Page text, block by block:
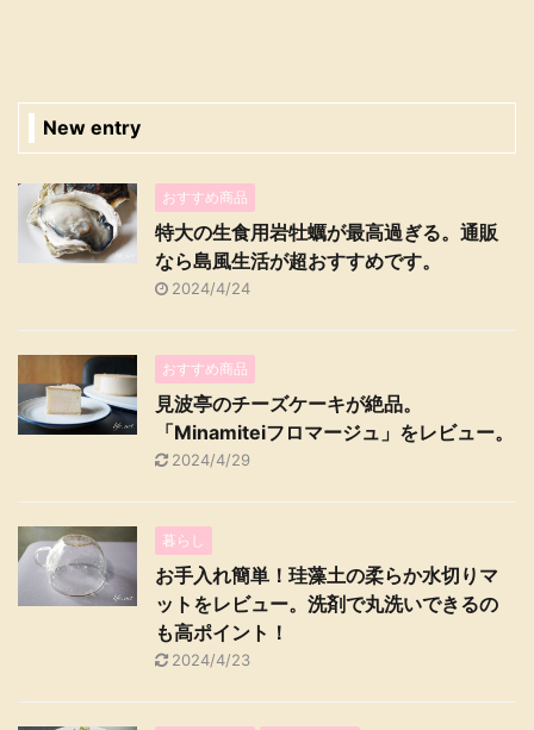
New entry
おすすめ商品
特大の生食用岩牡蠣が最高過ぎる。通販
なら島風生活が超おすすめです。
2024/4/24
おすすめ商品
見波亭のチーズケーキが絶品。
「Minamiteiフロマージュ」をレビュー。
2024/4/29
暮らし
お手入れ簡単！珪藻土の柔らか水切りマ
ットをレビュー。洗剤で丸洗いできるの
も高ポイント！
2024/4/23